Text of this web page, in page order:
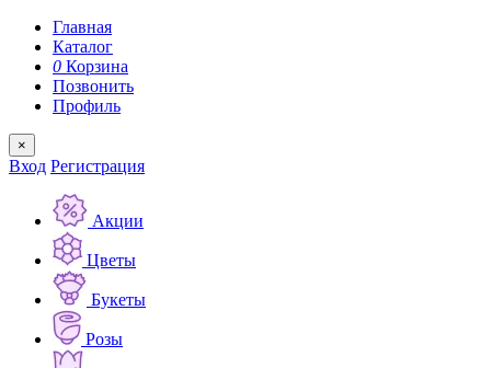
Главная
Каталог
0 Корзина
Позвонить
Профиль
×
Вход Регистрация
Акции
Цветы
Букеты
Розы